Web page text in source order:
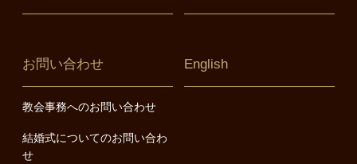
お問い合わせ
教会事務へのお問い合わせ
結婚式についてのお問い合わ
せ
English